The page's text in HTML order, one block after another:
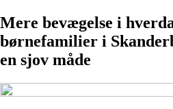
Mere bevægelse i
børnefamilier i
en sjov måde